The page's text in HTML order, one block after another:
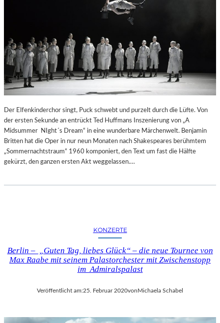
Der Elfenkinderchor singt, Puck schwebt und purzelt durch die Lüfte. Von
der ersten Sekunde an entrückt Ted Huffmans Inszenierung von „A
Midsummer NIght´s Dream“ in eine wunderbare Märchenwelt. Benjamin
Britten hat die Oper in nur neun Monaten nach Shakespeares berühmtem
„Sommernachtstraum“ 1960 komponiert, den Text um fast die Hälfte
gekürzt, den ganzen ersten Akt weggelassen.…
KONZERTE
Berlin – „Guten Tag, liebes Glück“ – die neue Tournee von
Max Raabe mit seinem Palastorchester mit Zwischenstopp
im Admiralspalast
Veröffentlicht am:25. Februar 2020vonMichaela Schabel